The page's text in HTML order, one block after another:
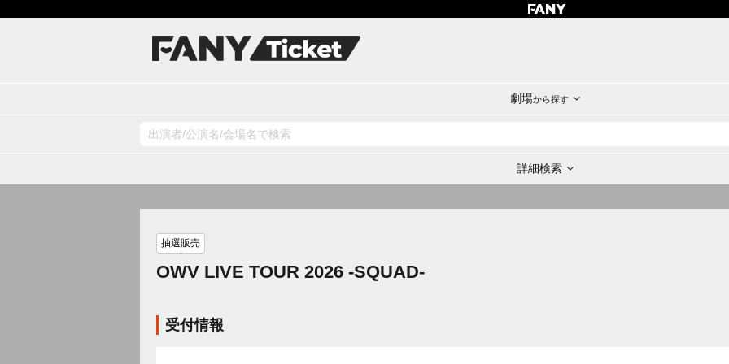
劇場から探す
詳細検索
抽選販売
OWV LIVE TOUR 2026 -SQUAD-
受付情報